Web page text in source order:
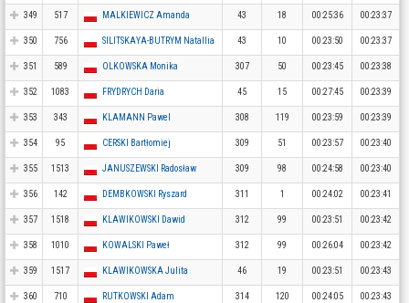
349 517 MALKIEWICZ Amanda 43 18 00:25:36 00:23:37
350 756 SILITSKAYA-BUTRYM Natallia 43 10 00:23:50 00:23:37
351 589 OLKOWSKA Monika 307 50 00:23:45 00:23:38
352 1083 FRYDRYCH Daria 45 15 00:27:45 00:23:39
353 343 KLAMANN Pawel 308 119 00:23:59 00:23:39
354 95 CERSKI Bartłomiej 309 51 00:23:57 00:23:40
355 1513 JANUSZEWSKI Radosław 309 98 00:24:58 00:23:40
356 142 DEMBKOWSKI Ryszard 311 1 00:24:02 00:23:41
357 1518 KLAWIKOWSKI Dawid 312 99 00:23:51 00:23:42
358 1010 KOWALSKI Paweł 312 99 00:26:04 00:23:42
359 1517 KLAWIKOWSKA Julita 46 19 00:23:51 00:23:43
360 710 RUTKOWSKI Adam 314 120 00:24:05 00:23:43